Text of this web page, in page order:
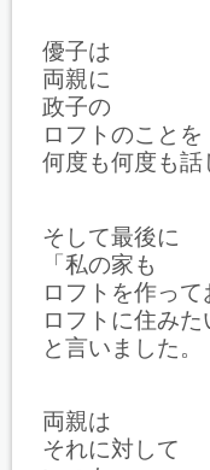
優子は
両親に
政子の
ロフトのことを
何度も何度も話
そして最後に
「私の家も
ロフトを作って
ロフトに住みた
と言いました。
両親は
それに対して